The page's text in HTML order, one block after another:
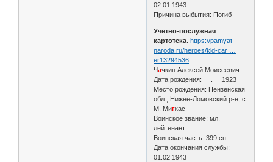
02.01.1943
Причина выбытия: Погиб
Учетно-послужная
картотека https://pamyat-
naroda.ru/heroes/kld-car …
er13294536 :
Чачкин Алексей Моисеевич
Дата рождения: __.__.1923
Место рождения: Пензенская
обл., Нижне-Ломовский р-н, с.
М. Мигкас
Воинское звание: мл.
лейтенант
Воинская часть: 399 сп
Дата окончания службы:
01.02.1943